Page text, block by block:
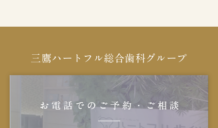
三鷹ハートフル総合歯科グループ